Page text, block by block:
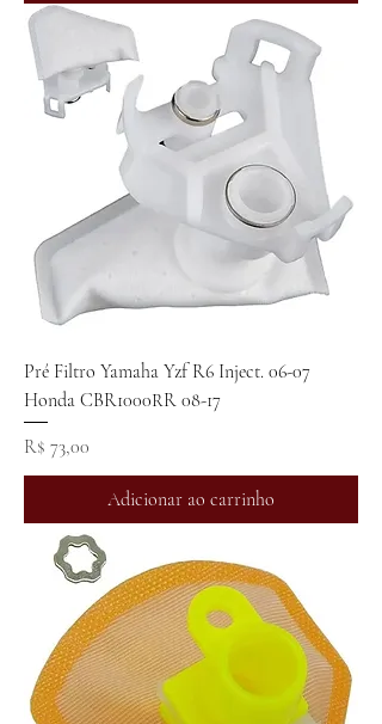
Pré Filtro Yamaha Yzf R6 Inject. 06-07
Honda CBR1000RR 08-17
Preço
R$ 73,00
Adicionar ao carrinho